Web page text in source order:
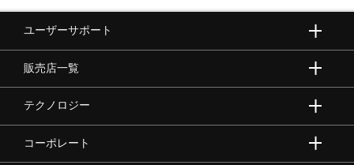
ユーザーサポート
販売店一覧
テクノロジー
コーポレート